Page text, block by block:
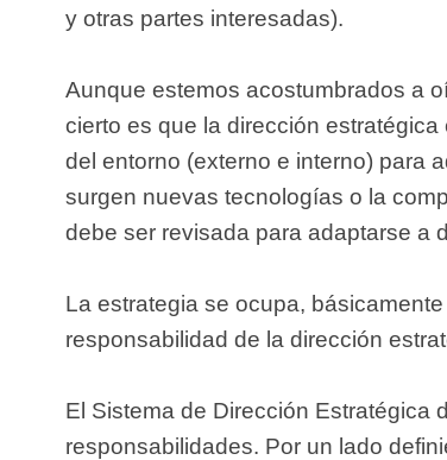
y otras partes interesadas).
Aunque estemos acostumbrados a
cierto es que la dirección
del entorno (externo e interno) para
surgen nuevas tecnologías o la
debe ser revisada para adaptarse a
La estrategia se ocupa,
responsabilidad de la dirección
El Sistema de Dirección Estratégica
responsabilidades. Por un lado